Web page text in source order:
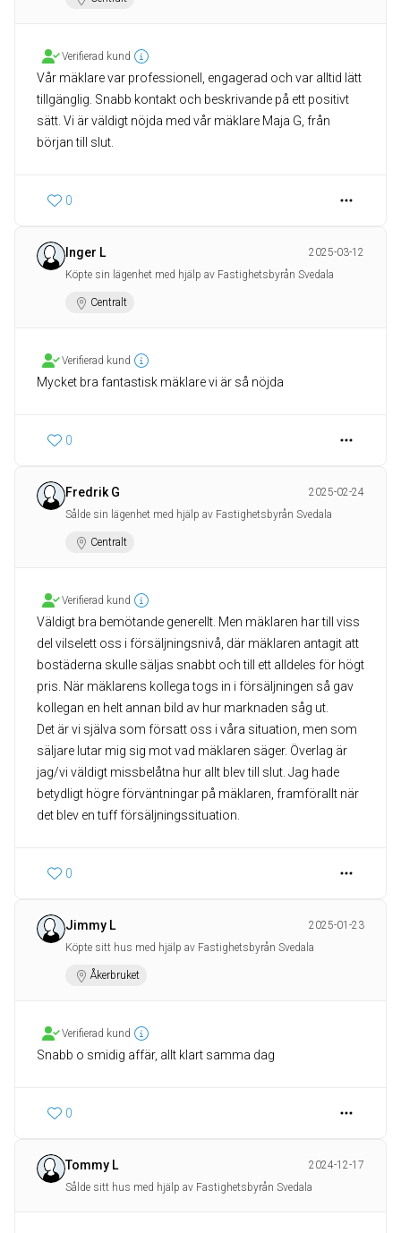
Verifierad kund
Vår mäklare var professionell, engagerad och var alltid lätt
tillgänglig. Snabb kontakt och beskrivande på ett positivt
sätt. Vi är väldigt nöjda med vår mäklare Maja G, från
början till slut.
0
Inger L
2025-03-12
Köpte sin lägenhet med hjälp av Fastighetsbyrån Svedala
Centralt
Verifierad kund
Mycket bra fantastisk mäklare vi är så nöjda
0
Fredrik G
2025-02-24
Sålde sin lägenhet med hjälp av Fastighetsbyrån Svedala
Centralt
Verifierad kund
Väldigt bra bemötande generellt. Men mäklaren har till viss
del vilselett oss i försäljningsnivå, där mäklaren antagit att
bostäderna skulle säljas snabbt och till ett alldeles för högt
pris. När mäklarens kollega togs in i försäljningen så gav
kollegan en helt annan bild av hur marknaden såg ut.
Det är vi själva som försatt oss i våra situation, men som
säljare lutar mig sig mot vad mäklaren säger. Överlag är
jag/vi väldigt missbelåtna hur allt blev till slut. Jag hade
betydligt högre förväntningar på mäklaren, framförallt när
det blev en tuff försäljningssituation.
0
Jimmy L
2025-01-23
Köpte sitt hus med hjälp av Fastighetsbyrån Svedala
Åkerbruket
Verifierad kund
Snabb o smidig affär, allt klart samma dag
0
Tommy L
2024-12-17
Sålde sitt hus med hjälp av Fastighetsbyrån Svedala